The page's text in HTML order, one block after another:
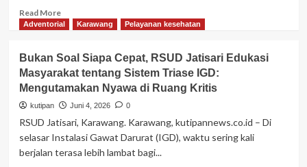
2025
Read MoreRead
more
Sekadar
Seremonial,
Kang
HES:
Adalah
Way
of
Adventorial Karawang Pelayanan kesehatan
Bukan Soal Siapa Cepat, RSUD Jatisari Edukasi
Masyarakat tentang Sistem Triase IGD:
Mengutamakan Nyawa di Ruang Kritis
kutipan Juni 4, 2026 0
RSUD Jatisari, Karawang. Karawang, kutipannews.co.id – Di
selasar Instalasi Gawat Darurat (IGD), waktu sering kali
berjalan terasa lebih lambat bagi...